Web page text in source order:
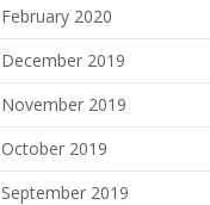
February 2020
December 2019
November 2019
October 2019
September 2019